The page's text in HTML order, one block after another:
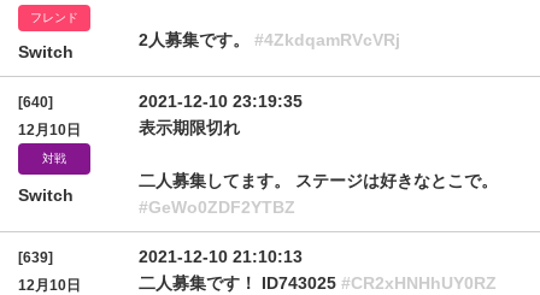
フレンド
Switch
2人募集です。 #4ZkdqamRVcVRj
[640]
12月10日
対戦
Switch
2021-12-10 23:19:35
表示期限切れ
二人募集してます。 ステージは好きなとこで。
#GeWo0ZDF2YTBZ
[639]
12月10日
2021-12-10 21:10:13
二人募集です！ ID743025 #CR2xHNHhUY0RZ